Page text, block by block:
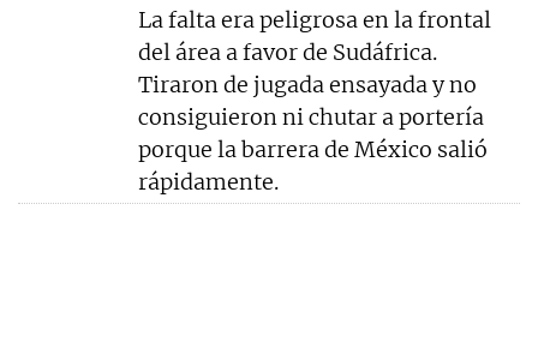
La falta era peligrosa en la frontal
del área a favor de Sudáfrica.
Tiraron de jugada ensayada y no
consiguieron ni chutar a portería
porque la barrera de México salió
rápidamente.